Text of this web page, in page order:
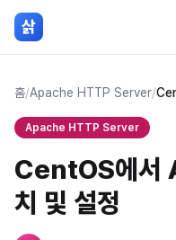
본문 바로가기
삵
홈/Apache HTTP Server/
Apache HTTP Server
CentOS에
치 및 설정